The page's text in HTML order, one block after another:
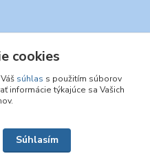
cookies
súhlas s použitím súborov
informácie týkajúce sa Vašich
Súhlasím